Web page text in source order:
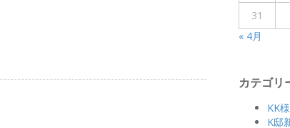
31
« 4月
カテゴリ
KK
K邸